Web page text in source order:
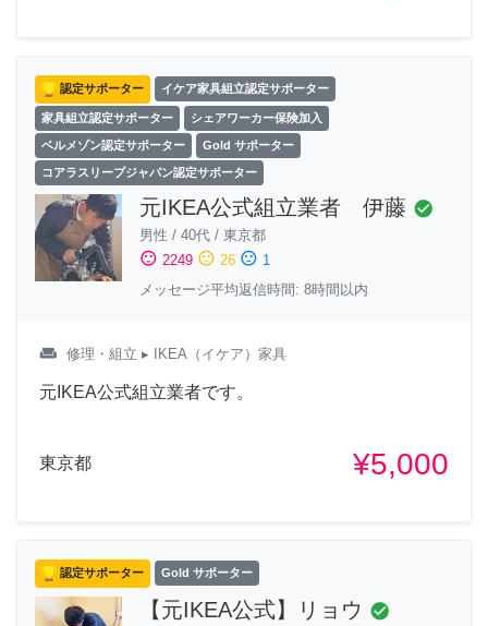
認定サポーター イケア家具組立認定サポーター
家具組立認定サポーター シェアワーカー保険加入
ベルメゾン認定サポーター Gold サポーター
コアラスリープジャパン認定サポーター
元IKEA公式組立業者 伊藤 check_circle
男性 / 40代 / 東京都
sentiment_satisfied 2249 sentiment_neutral 26 sentiment_dissatisfied 1
メッセージ平均返信時間: 8時間以内
weekend 修理・組立 ▸ IKEA（イケア）家具
元IKEA公式組立業者です。
東京都 ¥5,000
認定サポーター Gold サポーター
【元IKEA公式】リョウ check_circle